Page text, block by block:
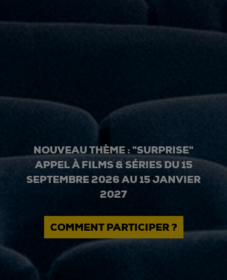
NOUVEAU THÈME : "SURPRISE"
APPEL À FILMS & SÉRIES DU 15
SEPTEMBRE 2026 AU 15 JANVIER
2027
COMMENT PARTICIPER ?